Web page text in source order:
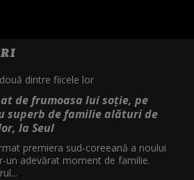
de frumoasa lui soție, pe
superb de familie alături de
la Seul
premiera sud-coreeană a noului
un adevărat moment de familie.